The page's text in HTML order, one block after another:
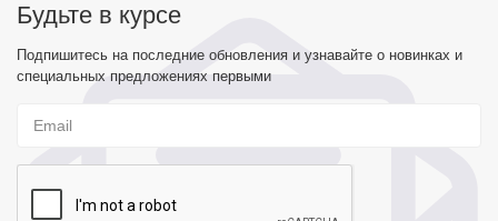
Будьте в курсе
Подпишитесь на последние обновления и узнавайте о новинках и
специальных предложениях первыми